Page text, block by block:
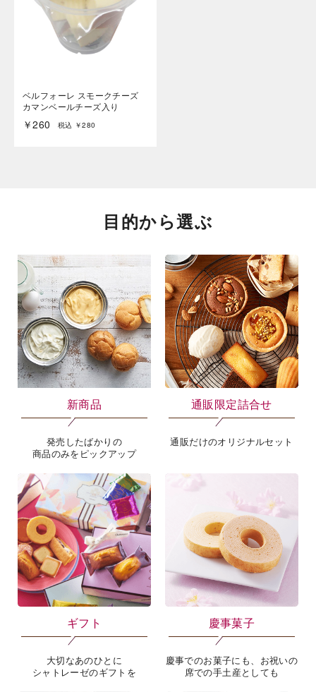
ベルフォーレ スモークチーズ
カマンベールチーズ入り
￥260 税込 ￥280
目的から選ぶ
新商品
発売したばかりの
商品のみをピックアップ
通販限定詰合せ
通販だけのオリジナルセット
ギフト
大切なあのひとに
シャトレーゼのギフトを
慶事菓子
慶事でのお菓子にも、お祝いの
席での手土産としても